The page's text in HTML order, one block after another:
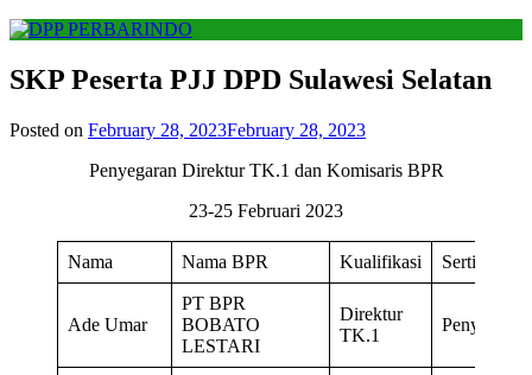
SKP Peserta PJJ DPD Sulawesi Selatan
Posted on February 28, 2023February 28, 2023
Penyegaran Direktur TK.1 dan Komisaris BPR
23-25 Februari 2023
Nama Nama BPR Kualifikasi Sertifikasi
Ade Umar
PT BPR
BOBATO
LESTARI
Direktur
TK.1
Penyegaran